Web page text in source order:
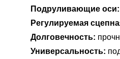
Подруливающие оси:
Регулируемая
Долговечность:
Универсальность: